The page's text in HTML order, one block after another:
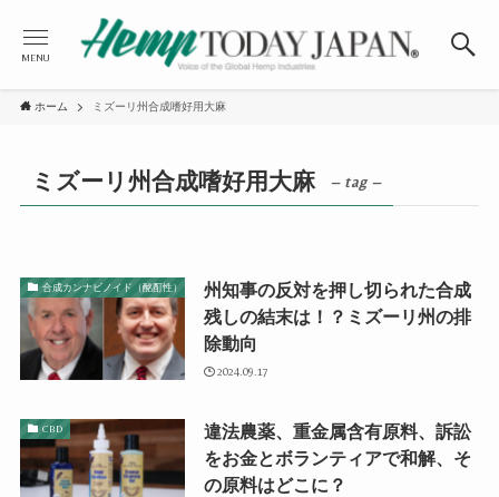
MENU
ホーム ミズーリ州合成嗜好用大麻
ミズーリ州合成嗜好用大麻 – tag –
合成カンナビノイド（酩酊性）
州知事の反対を押し切られた合成
残しの結末は！？ミズーリ州の排
除動向
2024.09.17
CBD
違法農薬、重金属含有原料、訴訟
をお金とボランティアで和解、そ
の原料はどこに？